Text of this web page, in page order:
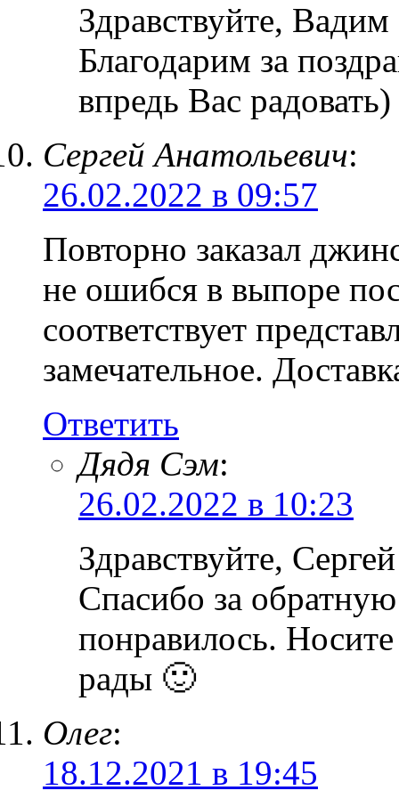
Здравствуйте,
Благодарим за
впредь Вас
Сергей Анатольевич:
26.02.2022 в 09:57
Повторно заказал
не ошибся в выпоре
соответствует
замечательное.
Ответить
Дядя Сэм:
26.02.2022 в 10:23
Здравствуйте,
Спасибо за
понравилось.
рады 🙂
Олег:
18.12.2021 в 19:45